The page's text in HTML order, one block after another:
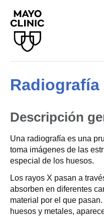
Radiografía
Descripción
Una radiografía es una
toma imágenes de las
especial de los huesos.
Los rayos X pasan a
absorben en diferentes
material por el que
huesos y metales,